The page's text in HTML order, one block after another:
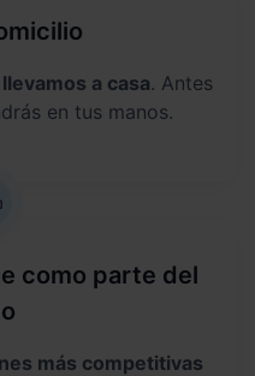
a casa. Antes
en tus manos.
como parte del
más competitivas